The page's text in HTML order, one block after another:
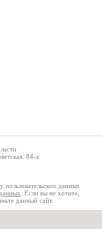
84-а
пользовательских данных
. Если вы не хотите,
данный сайт.